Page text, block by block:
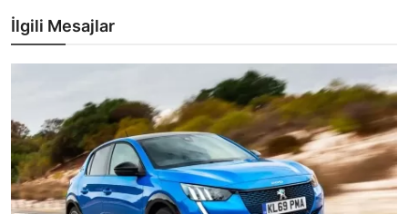
İlgili Mesajlar